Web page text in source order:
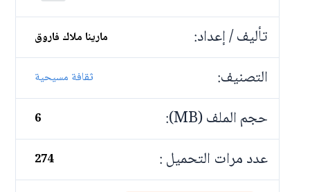
تأليف / إعداد:
مارينا ملاك فاروق
التصنيف: ثقافة مسيحية
حجم الملف (MB): 6
عدد مرات التحميل : 274